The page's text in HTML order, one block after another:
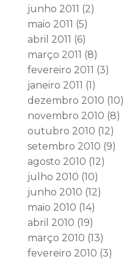
junho 2011 (2)
maio 2011 (5)
abril 2011 (6)
março 2011 (8)
fevereiro 2011 (3)
janeiro 2011 (1)
dezembro 2010 (10)
novembro 2010 (8)
outubro 2010 (12)
setembro 2010 (9)
agosto 2010 (12)
julho 2010 (10)
junho 2010 (12)
maio 2010 (14)
abril 2010 (19)
março 2010 (13)
fevereiro 2010 (3)